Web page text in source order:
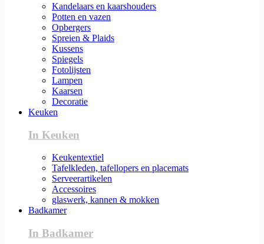
Kandelaars en kaarshouders
Potten en vazen
Opbergers
Spreien & Plaids
Kussens
Spiegels
Fotolijsten
Lampen
Kaarsen
Decoratie
Keuken
In Keuken
Keukentextiel
Tafelkleden, tafellopers en placemats
Serveerartikelen
Accessoires
glaswerk, kannen & mokken
Badkamer
In Badkamer